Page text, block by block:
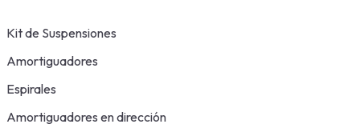
Kit de Suspensiones
Amortiguadores
Espirales
Amortiguadores en dirección